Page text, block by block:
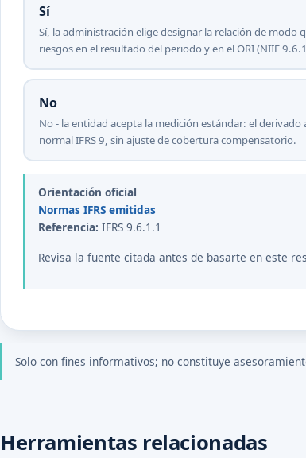
Sí
Sí, la administración elige designar la relación de modo
riesgos en el resultado del periodo y en el ORI (NIIF
No
No - la entidad acepta la medición estándar: el
normal IFRS 9, sin ajuste de cobertura compensatorio.
Orientación oficial
Normas IFRS emitidas
Referencia: IFRS 9.6.1.1
Revisa la fuente citada antes de basarte en este
Solo con fines informativos; no constituye
Herramientas relacionadas